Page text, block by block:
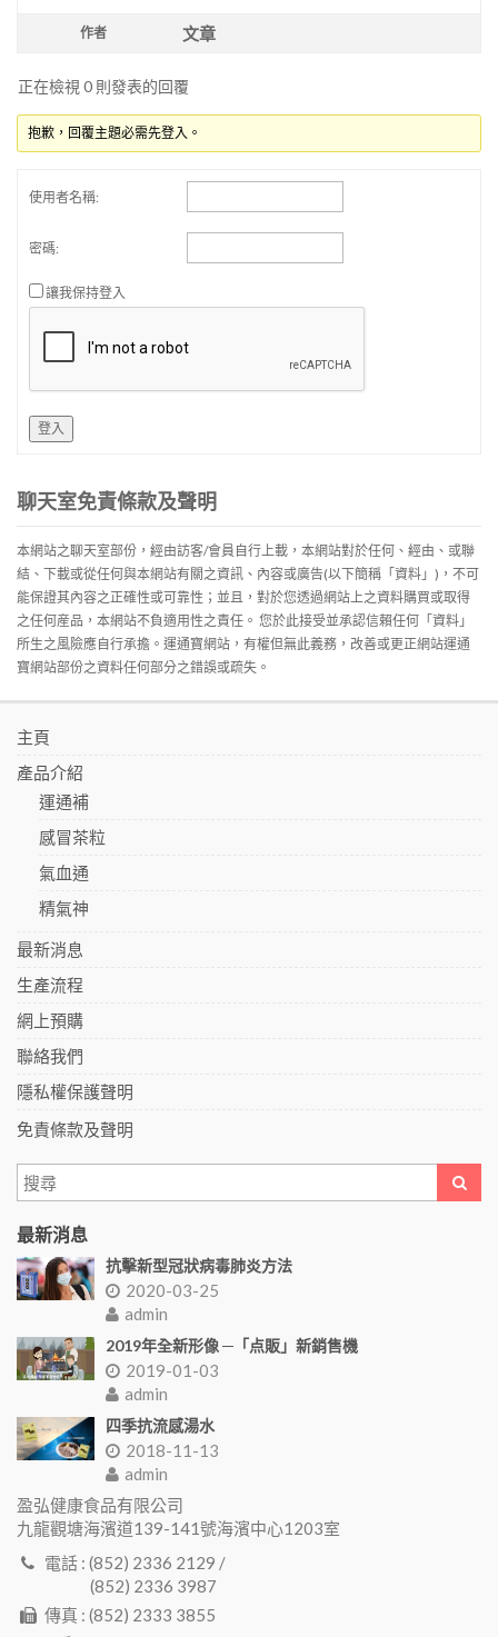
作者 文章
正在檢視 0 則發表的回覆
抱歉，回覆主題必需先登入。
使用者名稱:
密碼:
讓我保持登入
登入
聊天室免責條款及聲明
本網站之聊天室部份，經由訪客/會員自行上載，本網站對於任何、經由、或聯
結、下載或從任何與本網站有關之資訊、內容或廣告(以下簡稱「資料」)，不可
能保證其內容之正確性或可靠性；並且，對於您透過網站上之資料購買或取得
之任何産品，本網站不負適用性之責任。 您於此接受並承認信賴任何「資料」
所生之風險應自行承擔。運通寶網站，有權但無此義務，改善或更正網站運通
寶網站部份之資料任何部分之錯誤或疏失。
主頁
產品介紹
運通補
感冒茶粒
氣血通
精氣神
最新消息
生產流程
網上預購
聯絡我們
隱私權保護聲明
免責條款及聲明
最新消息
抗擊新型冠狀病毒肺炎方法
2020-03-25
admin
2019年全新形像 ─「点販」新銷售機
2019-01-03
admin
四季抗流感湯水
2018-11-13
admin
盈弘健康食品有限公司
九龍觀塘海濱道139-141號海濱中心1203室
電話 : (852) 2336 2129 /
(852) 2336 3987
傳真 : (852) 2333 3855